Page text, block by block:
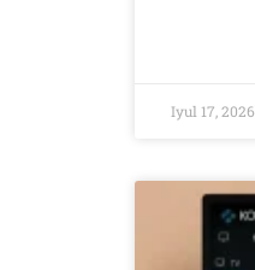
Iyul 17, 2026